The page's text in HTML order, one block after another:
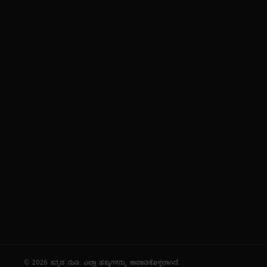
© 2026 ಕನ್ನಡ ನುಡಿ. ಎಲ್ಲಾ ಹಕ್ಕುಗಳನ್ನು ಕಾಪಾಡಿಕೊಳ್ಳಲಾಗಿದೆ.